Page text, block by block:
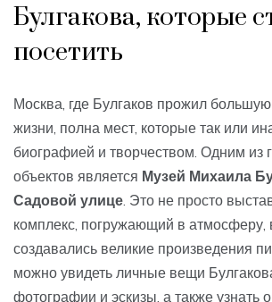
Булгакова, которые
посетить
Москва, где Булгаков прожил большую
жизни, полна мест, которые так или
биографией и творчеством. Одним из
объектов является Музей Михаила
Садовой улице. Это не просто
комплекс, погружающий в атмосферу,
создавались великие произведения
можно увидеть личные вещи
фотографии и эскизы, а также узнать о